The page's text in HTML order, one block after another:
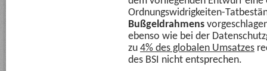
Ordnungswidrigkeiten-
Bußgeldrahmens
ebenso wie bei der
zu 4% des globalen Umsatzes
des BSI nicht entsprechen.